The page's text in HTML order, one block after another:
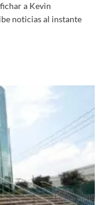
a Kevin
noticias al instante